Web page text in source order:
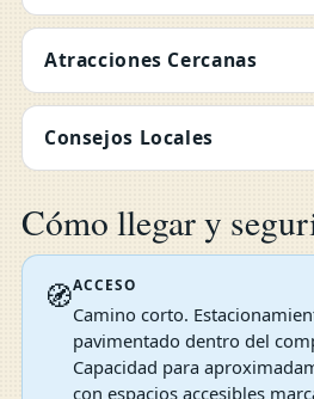
Atracciones Cercanas
Consejos Locales
Cómo llegar y
🧭ACCESO
Camino corto.
pavimentado dentro del
Capacidad para
con espacios accesibles